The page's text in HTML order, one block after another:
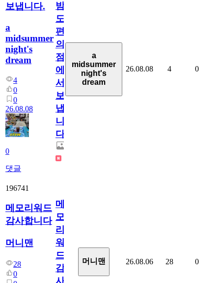
보냅니다.
a
midsummer
night's
dream
4
0
0
26.08.08
0
댓글
밤
도
편
의
점
에
서
보
냅
니
다.
a
midsummer
night's
dream
26.08.08 4 0
196741
메모리워드
감사합니다
머니맨
28
0
메
모
리
워
드
감
사
머니맨 26.08.06 28 0